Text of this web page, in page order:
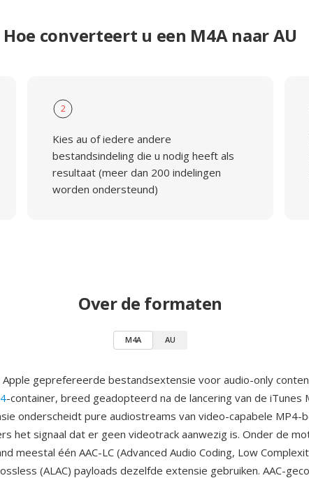
Hoe converteert u een M4A naar AU
2
Kies au of iedere andere
bestandsindeling die u nodig heeft als
resultaat (meer dan 200 indelingen
worden ondersteund)
Over de formaten
M4A AU
Apple geprefereerde bestandsextensie voor audio-only
-container, breed geadopteerd na de lancering van de iTunes
onderscheidt pure audiostreams van video-capabele MP4-
het signaal dat er geen videotrack aanwezig is. Onder de
meestal één AAC-LC (Advanced Audio Coding, Low
(ALAC) payloads dezelfde extensie gebruiken. AAC-